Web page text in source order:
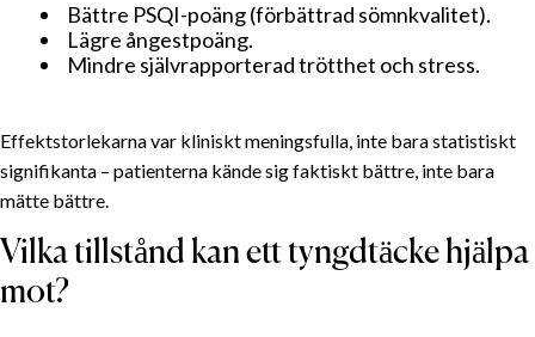
Bättre PSQI-poäng (förbättrad sömnkvalitet).
Lägre ångestpoäng.
Mindre självrapporterad trötthet och stress.
Effekt­storlekarna var kliniskt meningsfulla, inte bara statistiskt
signifikanta – patienterna kände sig faktiskt bättre, inte bara
mätte bättre.
Vilka tillstånd kan ett tyngdtäcke hjälpa
mot?